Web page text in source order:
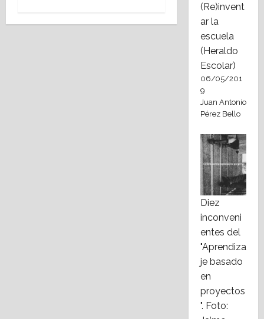
(Re)invent
ar la
escuela
(Heraldo
Escolar)
06/05/201
9
Juan Antonio
Pérez Bello
Diez
inconveni
entes del
"Aprendiza
je basado
en
proyectos
". Foto: